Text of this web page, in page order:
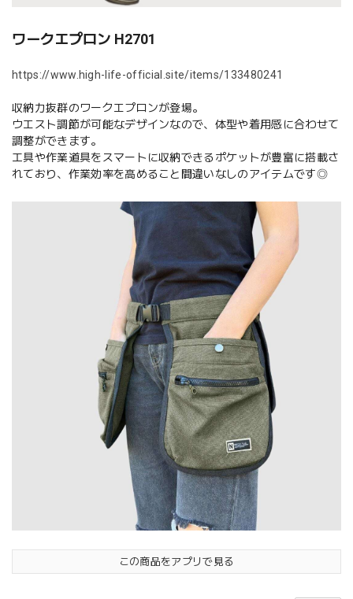
ワークエプロン H2701
https://www.high-life-official.site/items/133480241
収納力抜群のワークエプロンが登場。
ウエスト調節が可能なデザインなので、体型や着用感に合わせて
調整ができます。
工具や作業道具をスマートに収納できるポケットが豊富に搭載さ
れており、作業効率を高めること間違いなしのアイテムです◎
この商品をアプリで見る